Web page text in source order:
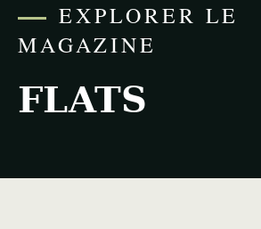
EXPLORER LE
MAGAZINE
FLATS